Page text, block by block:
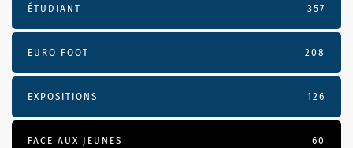
ÉTUDIANT 357
EURO FOOT 208
EXPOSITIONS 126
FACE AUX JEUNES 60